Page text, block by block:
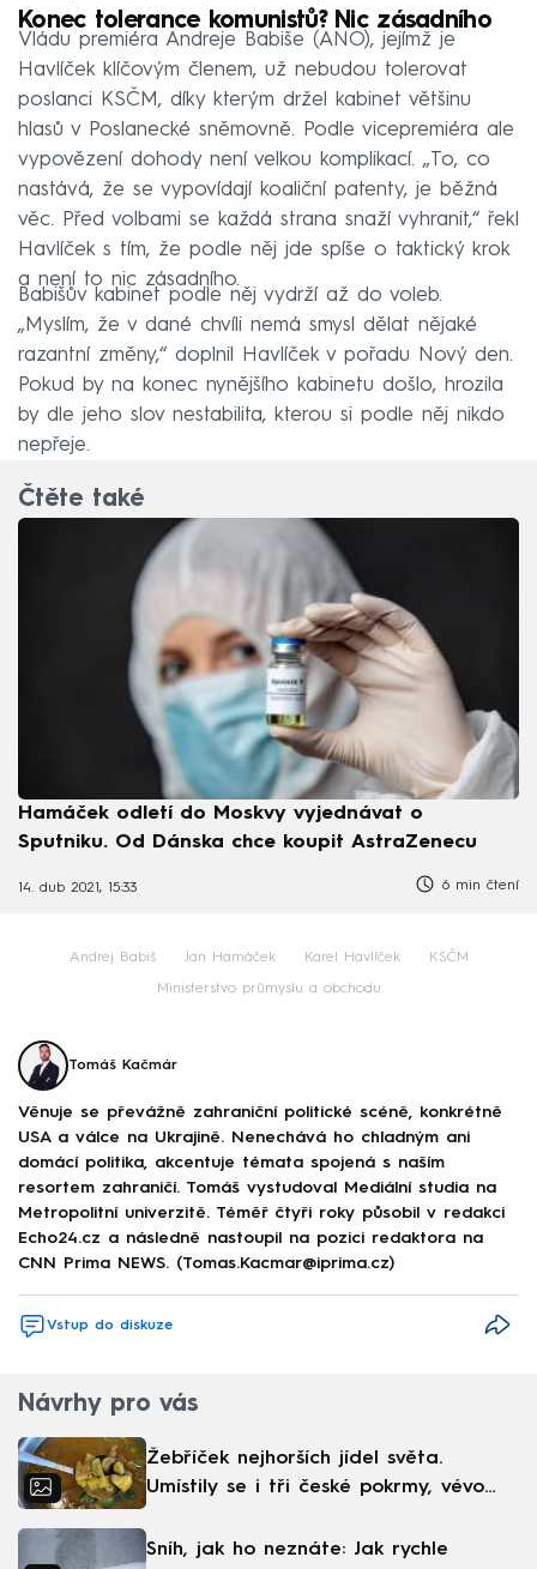
Konec tolerance komunistů? Nic zásadního
Vládu premiéra Andreje Babiše (ANO), jejímž je
Havlíček klíčovým členem, už nebudou tolerovat
poslanci KSČM, díky kterým držel kabinet většinu
hlasů v Poslanecké sněmovně. Podle vicepremiéra ale
vypovězení dohody není velkou komplikací. „To, co
nastává, že se vypovídají koaliční patenty, je běžná
věc. Před volbami se každá strana snaží vyhranit,“ řekl
Havlíček s tím, že podle něj jde spíše o taktický krok
a není to nic zásadního.
Babišův kabinet podle něj vydrží až do voleb.
„Myslím, že v dané chvíli nemá smysl dělat nějaké
razantní změny,“ doplnil Havlíček v pořadu Nový den.
Pokud by na konec nynějšího kabinetu došlo, hrozila
by dle jeho slov nestabilita, kterou si podle něj nikdo
nepřeje.
Čtěte také
Hamáček odletí do Moskvy vyjednávat o
Sputniku. Od Dánska chce koupit AstraZenecu
14. dub 2021, 15:33 6 min čtení
Andrej Babiš Jan Hamáček Karel Havlíček KSČM
Ministerstvo průmyslu a obchodu
Tomáš Kačmár
Věnuje se převážně zahraniční politické scéně, konkrétně
USA a válce na Ukrajině. Nenechává ho chladným ani
domácí politika, akcentuje témata spojená s naším
resortem zahraničí. Tomáš vystudoval Mediální studia na
Metropolitní univerzitě. Téměř čtyři roky působil v redakci
Echo24.cz a následně nastoupil na pozici redaktora na
CNN Prima NEWS. (Tomas.Kacmar@iprima.cz)
Vstup do diskuze
Návrhy pro vás
Žebříček nejhorších jídel světa.
Umístily se i tři české pokrmy, vévodí
Sníh, jak ho neznáte: Jak rychle